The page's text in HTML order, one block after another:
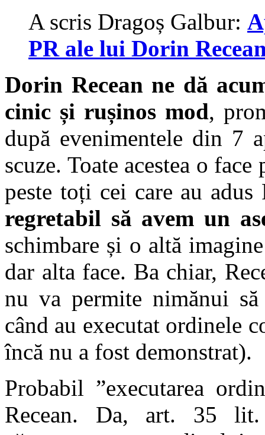
A scris Dragoș Galbur:
PR ale lui Dorin
Dorin Recean ne dă
cinic și rușinos mod,
după evenimentele din 7
scuze. Toate acestea o
peste toți cei care au
regretabil să avem un
schimbare și o altă
dar alta face. Ba chiar,
nu va permite nimănui
când au executat ordinele
încă nu a fost demonstrat).
Probabil ”executarea
Recean. Da, art. 35